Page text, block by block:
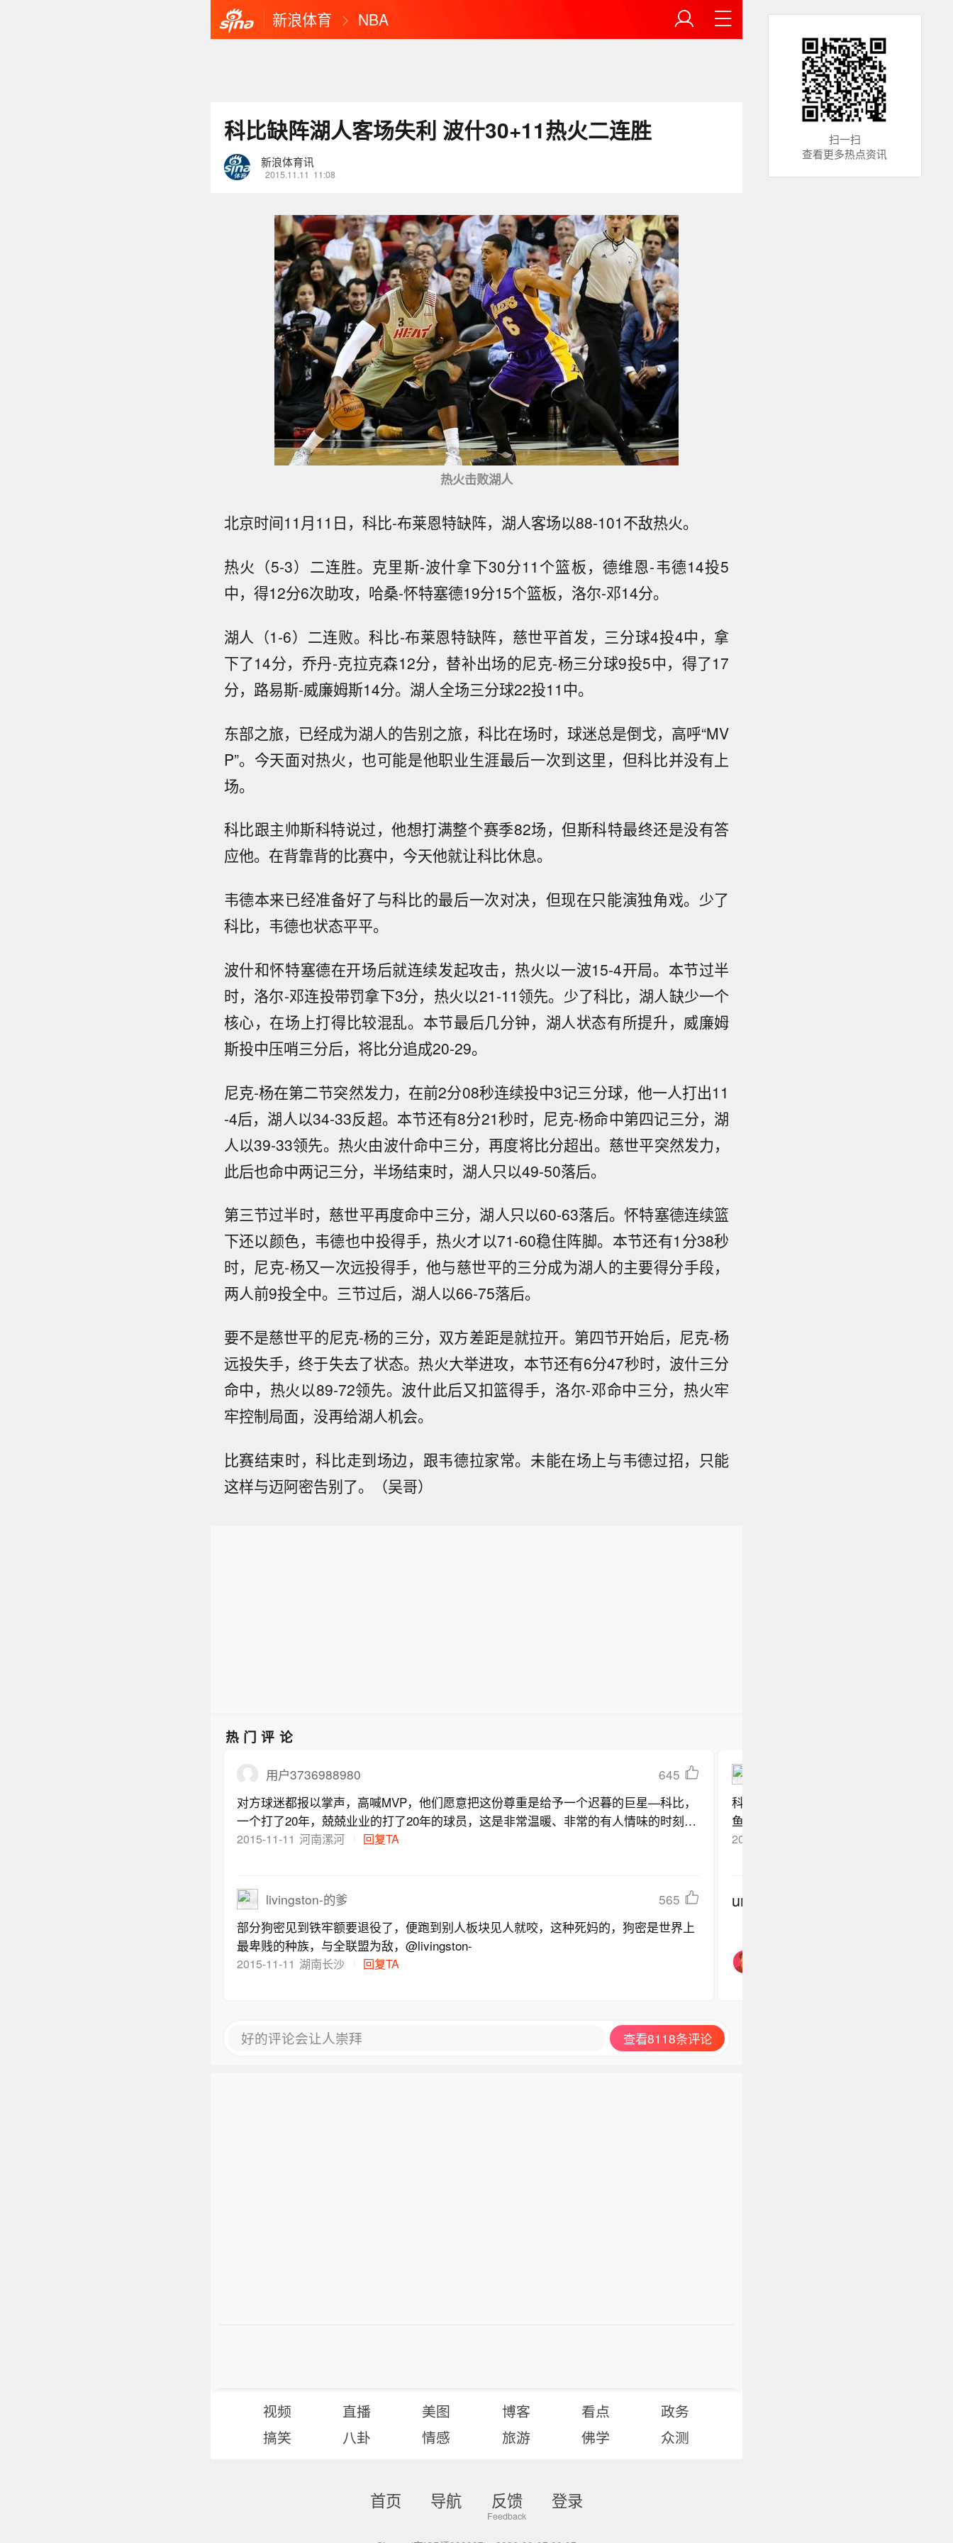
新浪体育 NBA
科比缺阵湖人客场失利 波什30+11热火二连胜
新浪体育讯
2015.11.11 11:08
热火击败湖人
北京时间11月11日，科比-布莱恩特缺阵，湖人客场以88-101不敌热火。
热火（5-3）二连胜。克里斯-波什拿下30分11个篮板，德维恩-韦德14投5
中，得12分6次助攻，哈桑-怀特塞德19分15个篮板，洛尔-邓14分。
湖人（1-6）二连败。科比-布莱恩特缺阵，慈世平首发，三分球4投4中，拿
下了14分，乔丹-克拉克森12分，替补出场的尼克-杨三分球9投5中，得了17
分，路易斯-威廉姆斯14分。湖人全场三分球22投11中。
东部之旅，已经成为湖人的告别之旅，科比在场时，球迷总是倒戈，高呼“MV
P”。今天面对热火，也可能是他职业生涯最后一次到这里，但科比并没有上
场。
科比跟主帅斯科特说过，他想打满整个赛季82场，但斯科特最终还是没有答
应他。在背靠背的比赛中，今天他就让科比休息。
韦德本来已经准备好了与科比的最后一次对决，但现在只能演独角戏。少了
科比，韦德也状态平平。
波什和怀特塞德在开场后就连续发起攻击，热火以一波15-4开局。本节过半
时，洛尔-邓连投带罚拿下3分，热火以21-11领先。少了科比，湖人缺少一个
核心，在场上打得比较混乱。本节最后几分钟，湖人状态有所提升，威廉姆
斯投中压哨三分后，将比分追成20-29。
尼克-杨在第二节突然发力，在前2分08秒连续投中3记三分球，他一人打出11
-4后，湖人以34-33反超。本节还有8分21秒时，尼克-杨命中第四记三分，湖
人以39-33领先。热火由波什命中三分，再度将比分超出。慈世平突然发力，
此后也命中两记三分，半场结束时，湖人只以49-50落后。
第三节过半时，慈世平再度命中三分，湖人只以60-63落后。怀特塞德连续篮
下还以颜色，韦德也中投得手，热火才以71-60稳住阵脚。本节还有1分38秒
时，尼克-杨又一次远投得手，他与慈世平的三分成为湖人的主要得分手段，
两人前9投全中。三节过后，湖人以66-75落后。
要不是慈世平的尼克-杨的三分，双方差距是就拉开。第四节开始后，尼克-杨
远投失手，终于失去了状态。热火大举进攻，本节还有6分47秒时，波什三分
命中，热火以89-72领先。波什此后又扣篮得手，洛尔-邓命中三分，热火牢
牢控制局面，没再给湖人机会。
比赛结束时，科比走到场边，跟韦德拉家常。未能在场上与韦德过招，只能
这样与迈阿密告别了。（吴哥）
热门评论
用户3736988980
645
对方球迷都报以掌声，高喊MVP，他们愿意把这份尊重是给予一个迟暮的巨星—科比，
一个打了20年，兢兢业业的打了20年的球员，这是非常温暖、非常的有人情味的时刻，
这就是篮球的魅力所在。但是，无锡跟百色们还是来黑了，他们根本就不懂什么是尊
2015-11-11 河南漯河 回复TA
livingston-的爹
565
部分狗密见到铁牢额要退役了，便跑到别人板块见人就咬，这种死妈的，狗密是世界上
最卑贱的种族，与全联盟为敌，@livingston-
2015-11-11 湖南长沙 回复TA
科比招人厌的根本原因，是他抢了家嫂
鱼也5冠。科比真强，但是伪神。凡人以
2015-11-11
undefined
好的评论会让人崇拜 查看8118条评论
视频 直播 美图 博客 看点
政务
搞笑
八卦 情感 旅游 佛学 众测
首页 导航 反馈 登录
扫一扫
查看更多热点资讯